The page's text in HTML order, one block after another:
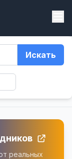
Искать
реальных